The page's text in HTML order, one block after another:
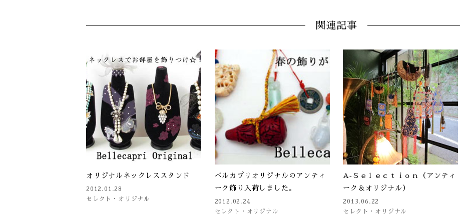
関連記事
オリジナルネックレススタンド
2012.01.28
セレクト・オリジナル
ベルカプリオリジナルのアンティ
ーク飾り入荷しました。
2012.02.24
セレクト・オリジナル
A‐Ｓｅｌｅｃｔｉｏｎ（アンティ
ーク＆オリジナル）
2013.06.22
セレクト・オリジナル